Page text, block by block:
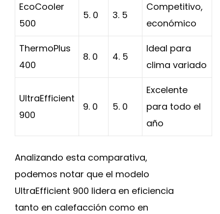
EcoCooler
500
5. 0 3. 5
Competitivo,
económico
ThermoPlus
400
8. 0 4. 5
Ideal para
clima variado
UltraEfficient
900
9. 0 5. 0
Excelente
para todo el
año
Analizando esta comparativa,
podemos notar que el modelo
UltraEfficient 900 lidera en eficiencia
tanto en calefacción como en